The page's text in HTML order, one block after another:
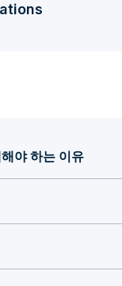
야 하는 이유